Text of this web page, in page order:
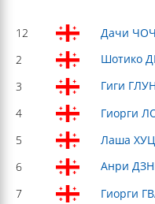
12
Дачи
2
Шотико
3
Гиги
4
Гиорги
5
Лаша
6
Анри
7
Гиорги